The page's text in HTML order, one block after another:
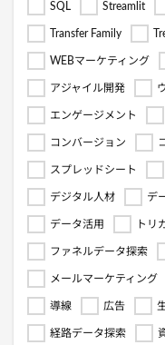
SQL Streamlit
Transfer Family
WEBマーケティング
アジャイル開発
エンゲージメント
コンバージョン
スプレッドシート
デジタル人材 デ
データ活用 トリ
ファネルデータ探索
メールマーケティング
導線 広告
経路データ探索